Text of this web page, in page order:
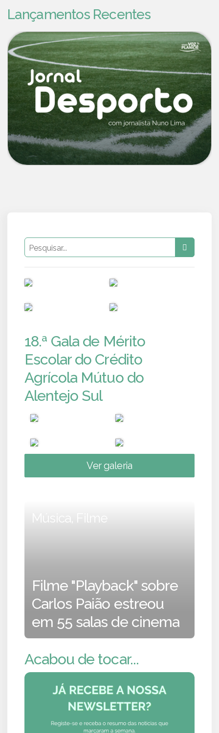
Lançamentos Recentes
18.ª Gala de Mérito
Escolar do Crédito
Agrícola Mútuo do
Alentejo Sul
Ver galeria
Música, Filme
Filme "Playback" sobre
Carlos Paião estreou
em 55 salas de cinema
Acabou de tocar...